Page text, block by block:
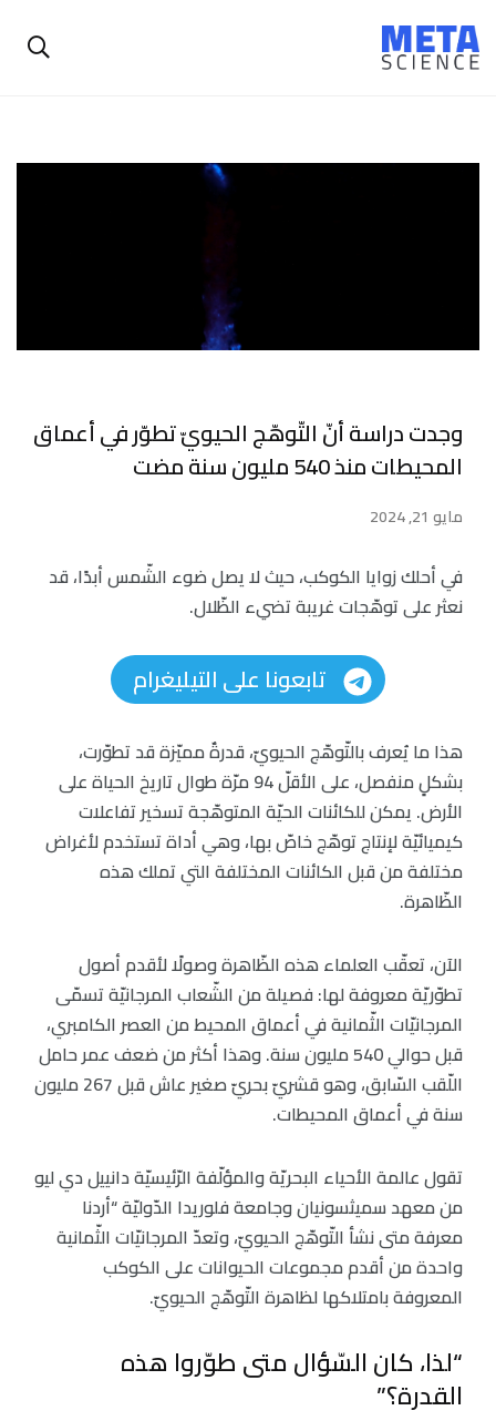
وجدت دراسة أنّ التّوهّج الحيويّ تطوّر في أعماق
المحيطات منذ 540 مليون سنة مضت
مايو 21, 2024
في أحلك زوايا الكوكب، حيث لا يصل ضوء الشّمس أبدًا، قد
نعثر على توهّجات غريبة تضيء الظّلال.
تابعونا على التيليغرام
هذا ما يُعرف بالتّوهّج الحيويّ، قدرةٌ مميّزة قد تطوّرت،
بشكلٍ منفصل، على الأقلّ 94 مرّة طوال تاريخ الحياة على
الأرض. يمكن للكائنات الحيّة المتوهّجة تسخير تفاعلات
كيميائيّة لإنتاج توهّج خاصّ بها، وهي أداة تستخدم لأغراض
مختلفة من قبل الكائنات المختلفة التي تملك هذه
الظّاهرة.
الآن، تعقّب العلماء هذه الظّاهرة وصولًا لأقدم أصول
تطوّريّة معروفة لها: فصيلة من الشّعاب المرجانيّة تسمّى
المرجانيّات الثّمانية في أعماق المحيط من العصر الكامبري،
قبل حوالي 540 مليون سنة. وهذا أكثر من ضعف عمر حامل
اللّقب السّابق، وهو قشريّ بحريّ صغير عاش قبل 267 مليون
سنة في أعماق المحيطات.
تقول عالمة الأحياء البحريّة والمؤلّفة الرّئيسيّة دانييل دي ليو
من معهد سميثسونيان وجامعة فلوريدا الدّوليّة “أردنا
معرفة متى نشأ التّوهّج الحيويّ، وتعدّ المرجانيّات الثّمانية
واحدة من أقدم مجموعات الحيوانات على الكوكب
المعروفة بامتلاكها لظاهرة التّوهّج الحيويّ.
“لذا، كان السّؤال متى طوّروا هذه
القدرة؟”